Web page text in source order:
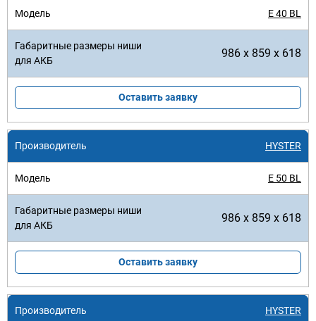
E 40 BL
986 x 859 x 618
Оставить заявку
HYSTER
E 50 BL
986 x 859 x 618
Оставить заявку
HYSTER